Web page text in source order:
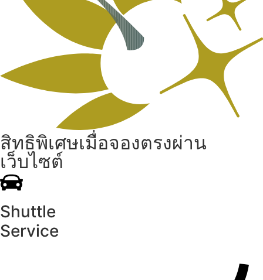
สิทธิพิเศษเมื่อจองตรงผ่าน
เว็บไซต์
Shuttle
Service